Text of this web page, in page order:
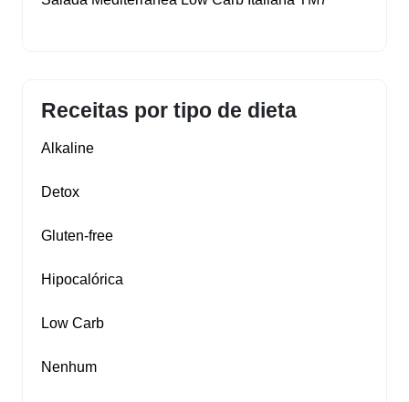
Receitas por tipo de dieta
Alkaline
Detox
Gluten‑free
Hipocalórica
Low Carb
Nenhum